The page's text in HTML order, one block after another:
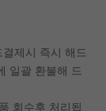
제시 즉시 해드
일괄 환불해 드
회수후 처리됩